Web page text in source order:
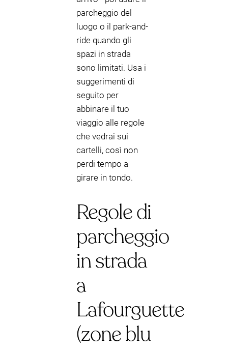
parcheggio del
luogo o il park-and-
ride quando gli
spazi in strada
sono limitati. Usa i
suggerimenti di
seguito per
abbinare il tuo
viaggio alle regole
che vedrai sui
cartelli, così non
perdi tempo a
girare in tondo.
Regole di
parcheggio
in strada
a
Lafourguette
(zone blu